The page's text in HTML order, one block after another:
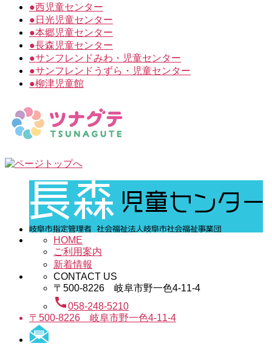
●西児童センター
● 日光児童センター
●本郷児童センター
●長森児童センター
●サンフレンドみわ・児童センター
●サンフレンドうずら・児童センター
●柳津児童館
HOME
ご利用案内
新着情報
CONTACT US
〒500-8226 岐阜市野一色4-11-4
call058-248-5210
〒500-8226 岐阜市野一色4-11-4